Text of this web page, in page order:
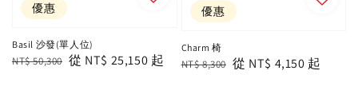
優惠
Basil 沙發(單人位)
Regular
NT$ 50,300 Sale
從 NT$ 25,150 起
優惠
Charm 椅
Regular
NT$ 8,300 Sale
從 NT$ 4,150 起